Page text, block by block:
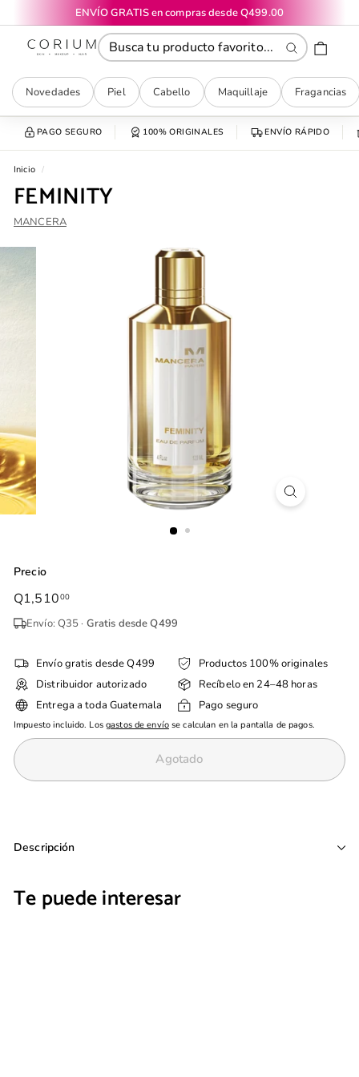
directamente
contenido
diapositivas
pausa
ENVÍO GRATIS en compras desde Q499.00
CORIUM
Buscar
Novedades
Piel Cabello Maquillaje Fragancias
PAGO SEGURO 100% ORIGINALES ENVÍO RÁPIDO
Inicio /
FEMINITY
MANCERA
Precio
Precio
Q1,51000
Envío: Q35 · Gratis desde Q499
Envío gratis desde Q499
Productos 100% originales
Distribuidor autorizado
Recíbelo en 24–48 horas
Entrega a toda Guatemala
Pago seguro
Impuesto incluido. Los gastos de envíose calculan en la pantalla de pagos.
Agotado
Descripción
Te puede interesar